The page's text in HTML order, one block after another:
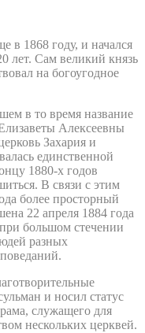
в 1868 году, и начался
лет. Сам великий князь
на богоугодное
в то время название
Алексеевны
Захария и
единственной
1880-х годов
В связи с этим
более просторный
22 апреля 1884 года
большом стечении
разных
и носил статус
служащего для
нескольких церквей.